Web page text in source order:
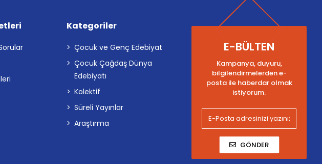
Kategoriler
Çocuk ve Genç Edebiyat
Çocuk Çağdaş Dünya
Edebiyatı
Kolektif
Süreli Yayınlar
Araştırma
E-BÜLTEN
Kampanya, duyuru,
bilgilendirmelerden e-
posta ile haberdar olmak
istiyorum.
GÖNDER